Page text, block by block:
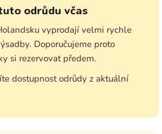
odrůdu včas
vyprodají velmi rychle
Doporučujeme proto
si rezervovat předem.
dostupnost odrůdy z aktuální